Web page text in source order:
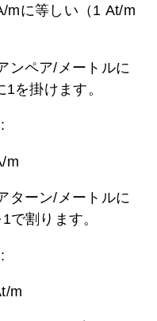
mに等しい（1 At/m
ンペア/メートルに
を掛けます。
m
ターン/メートルに
で割ります。
m